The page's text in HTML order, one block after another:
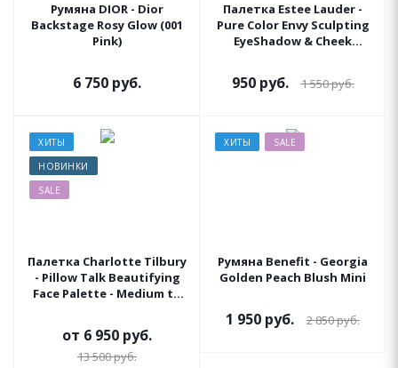
Румяна DIOR - Dior
Backstage Rosy Glow (001
Pink)
6 750 руб.
Палетка Estee Lauder -
Pure Color Envy Sculpting
EyeShadow & Cheek
950руб. 1 550руб.
ХИТЫ
НОВИНКИ
SALE
Палетка Charlotte Tilbury
- Pillow Talk Beautifying
Face Palette - Medium to
от 6 950 руб.
13 500 руб.
ХИТЫ SALE
Румяна Benefit - Georgia
Golden Peach Blush Mini
1 950 руб. 2 850руб.